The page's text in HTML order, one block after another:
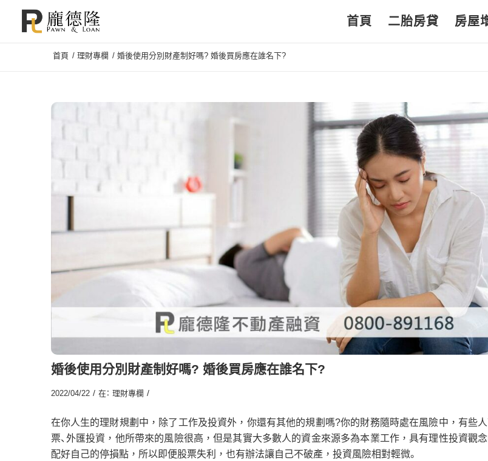
首頁 二胎房貸 房屋
首頁 / 理財專欄 / 婚後使用分別財產制好嗎? 婚後買房應在誰名下?
婚後使用分別財產制好嗎? 婚後買房應在誰名下?
2022/04/22 / 在： 理財專欄 /
在你人生的理財規劃中，除了工作及投資外，你還有其他的規劃嗎?你的財務隨時處在風險中，有些
票、外匯投資，他所帶來的風險很高，但是其實大多數人的資金來源多為本業工作，具有理性投資觀
配好自己的停損點，所以即便股票失利，也有辦法讓自己不破產，投資風險相對輕微。